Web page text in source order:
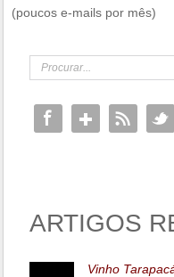
(poucos e-mails por mês)
ARTIGOS
Vinho